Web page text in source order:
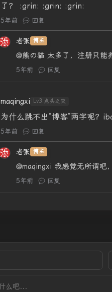
了？ :grin: :grin: :grin:
5年前 回复
老张 博主
@熊の猫 太多了，注册只能
5年前 回复
maqingxi Lv3.点头之交
为什么跳不出“博客”两字呢？
5年前 回复
老张 博主
@maqingxi 我感觉无所谓吧
5年前 回复